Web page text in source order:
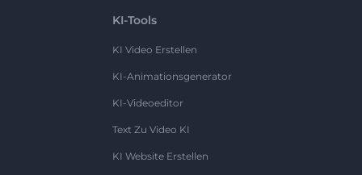
KI-Tools
KI Video Erstellen
KI-Animationsgenerator
KI-Videoeditor
Text Zu Video KI
KI Website Erstellen